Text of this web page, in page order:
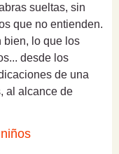
sueltas, sin
que no entienden.
bien, lo que los
desde los
de una
al alcance de